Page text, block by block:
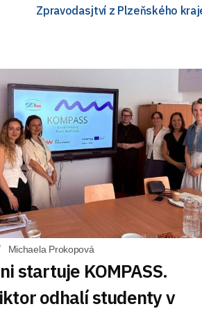
Zpravodasjtví z Plzeňského
Michaela Prokopová
startuje KOMPASS.
odhalí studenty v